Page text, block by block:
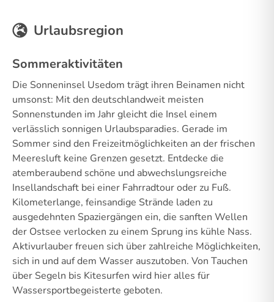
Urlaubsregion
Sommeraktivitäten
Die Sonneninsel Usedom trägt ihren Beinamen nicht
umsonst: Mit den deutschlandweit meisten
Sonnenstunden im Jahr gleicht die Insel einem
verlässlich sonnigen Urlaubsparadies. Gerade im
Sommer sind den Freizeitmöglichkeiten an der frischen
Meeresluft keine Grenzen gesetzt. Entdecke die
atemberaubend schöne und abwechslungsreiche
Insellandschaft bei einer Fahrradtour oder zu Fuß.
Kilometerlange, feinsandige Strände laden zu
ausgedehnten Spaziergängen ein, die sanften Wellen
der Ostsee verlocken zu einem Sprung ins kühle Nass.
Aktivurlauber freuen sich über zahlreiche Möglichkeiten,
sich in und auf dem Wasser auszutoben. Von Tauchen
über Segeln bis Kitesurfen wird hier alles für
Wassersportbegeisterte geboten.